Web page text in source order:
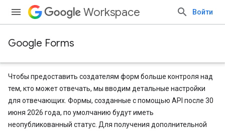
Workspace Войти
Google Forms
Чтобы предоставить создателям форм больше контроля над
тем, кто может отвечать, мы вводим детальные настройки
для отвечающих. Формы, созданные с помощью API после 30
июня 2026 года, по умолчанию будут иметь
неопубликованный статус. Для получения дополнительной